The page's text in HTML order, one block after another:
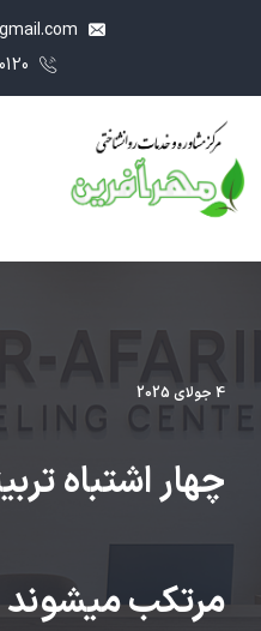
4 جولای 2025
چهار اشتباه
مرتکب میشوند